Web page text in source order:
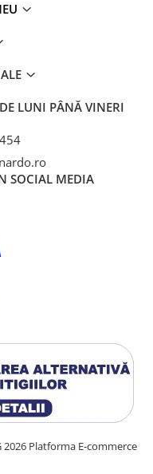
LUNI PÂNĂ VINERI
SOCIAL MEDIA
2026 Platforma E-commerce